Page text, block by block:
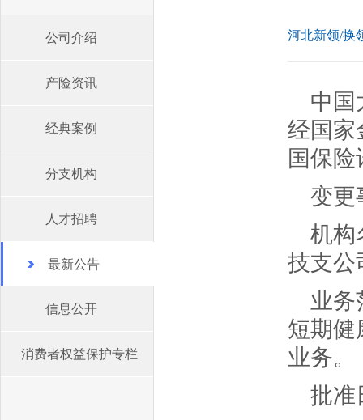
公司介绍
产险资讯
经典案例
分支机构
人才招聘
最新公告
信息公开
消费者权益保护专栏
河北新领/换
中国
经国家
国保
变更
机构
技支公
业务
短期健
业务。
批准